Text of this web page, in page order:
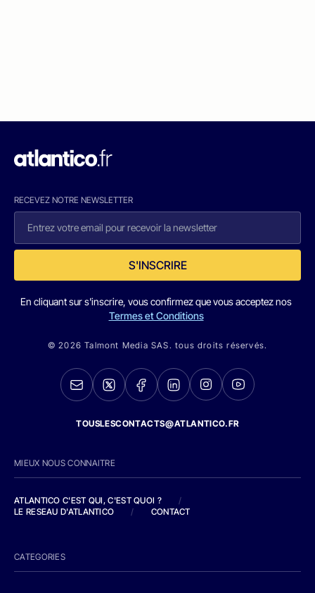
RECEVEZ NOTRE NEWSLETTER
S'INSCRIRE
En cliquant sur s'inscrire, vous confirmez que vous acceptez nos
Termes et Conditions
© 2026 Talmont Media SAS. tous droits réservés.
TOUSLESCONTACTS@ATLANTICO.FR
MIEUX NOUS CONNAITRE
ATLANTICO C'EST QUI, C'EST QUOI ?
/
LE RESEAU D'ATLANTICO
/ CONTACT
CATEGORIES